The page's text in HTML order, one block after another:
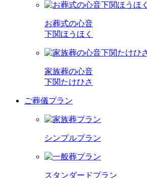
お葬式の心音
下関ほうほく
家族葬の心音
下関たけひさ
ご葬儀プラン
シンプルプラン
スタンダードプラン